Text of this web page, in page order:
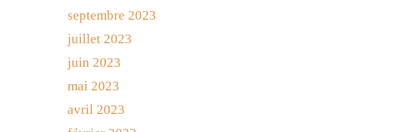
septembre 2023
juillet 2023
juin 2023
mai 2023
avril 2023